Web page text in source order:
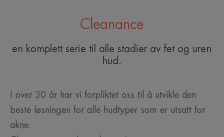
Cleanance
en komplett serie til alle stadier av fet og uren
hud.
I over 30 år har vi forpliktet oss til å utvikle den
beste løsningen for alle hudtyper som er utsatt for
akne.